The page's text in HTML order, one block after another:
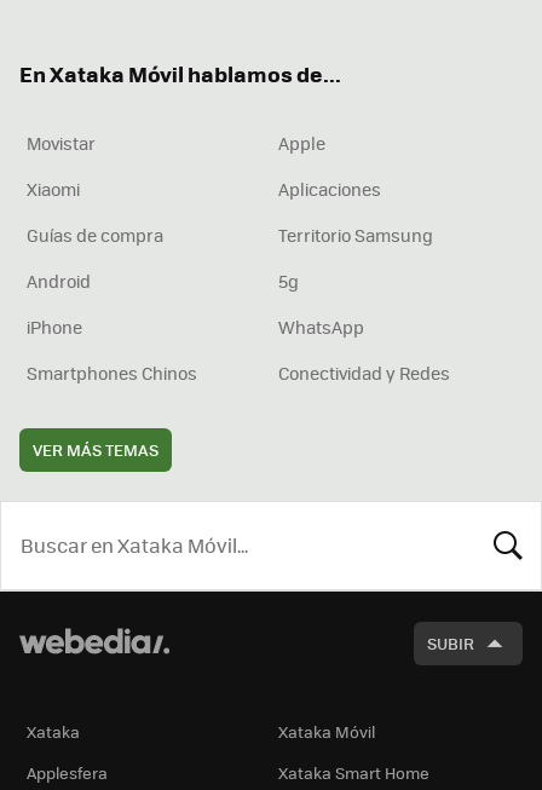
En Xataka Móvil hablamos de...
Movistar
Apple
Xiaomi
Aplicaciones
Guías de compra
Territorio Samsung
Android
5g
iPhone
WhatsApp
Smartphones Chinos
Conectividad y Redes
VER MÁS TEMAS
SUBIR
Xataka
Xataka Móvil
Applesfera
Xataka Smart Home